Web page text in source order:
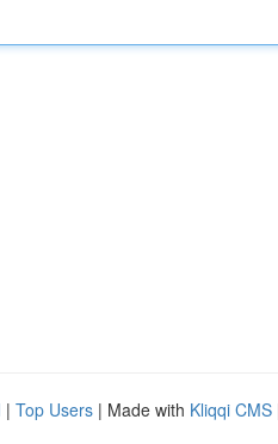
| Top Users | Made with Kliqqi CMS